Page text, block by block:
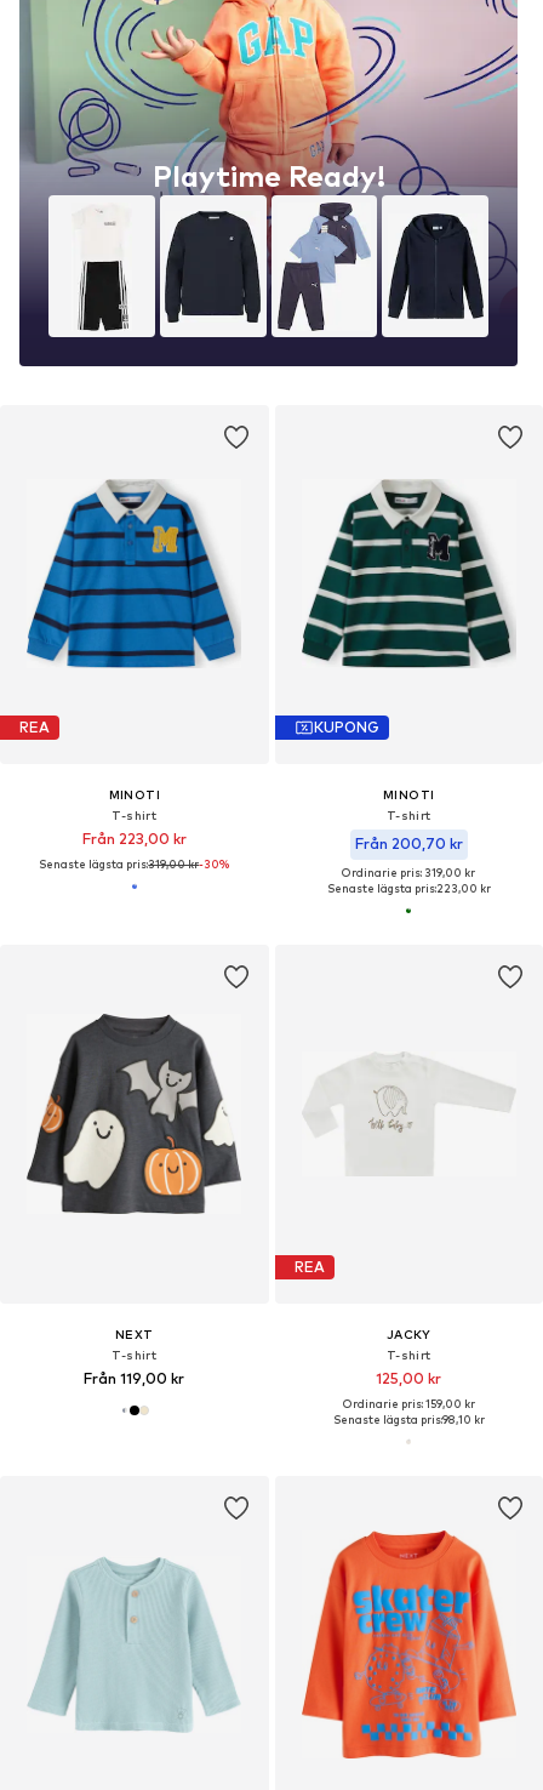
Playtime Ready!
REA
MINOTI
T-shirt
Från 223,00 kr
Senaste lägsta pris:319,00 kr-30%
KUPONG
MINOTI
T-shirt
Från 200,70 kr
Ordinarie pris: 319,00 kr
Senaste lägsta pris:223,00 kr
NEXT
T-shirt
Från 119,00 kr
REA
JACKY
T-shirt
125,00 kr
Ordinarie pris: 159,00 kr
Senaste lägsta pris:98,10 kr